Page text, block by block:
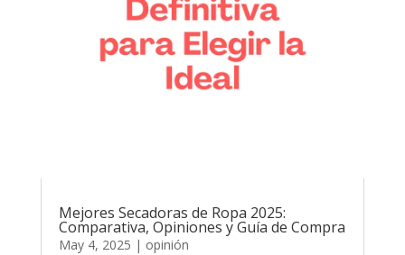
Mejores Secadoras de Ropa 2025:
Comparativa, Opiniones y Guía de Compra
May 4, 2025 | opinión